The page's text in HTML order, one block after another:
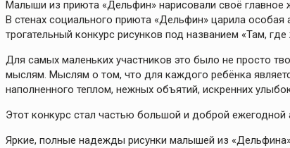
Малыши из приюта «Дельфин» нарисовали своё главное
В стенах социального приюта «Дельфин» царила
трогательный конкурс рисунков под названием «Там,
Для самых маленьких участников это было не просто
мыслям. Мыслям о том, что для каждого ребёнка
наполненного теплом, нежных объятий, искренних
Этот конкурс стал частью большой и доброй ежегодной
Яркие, полные надежды рисунки малышей из